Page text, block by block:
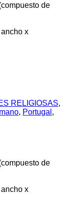
de
x
RELIGIOSAS,
, Portugal ,
de
x